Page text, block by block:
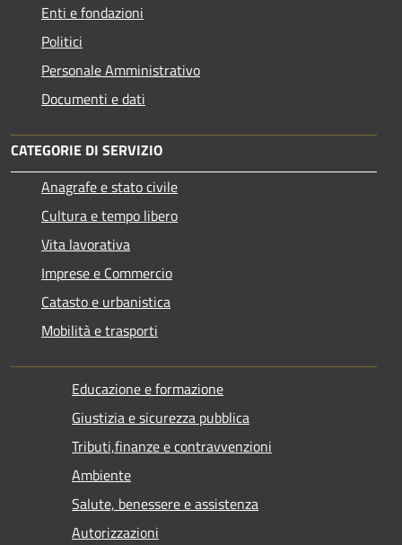
Enti e fondazioni
Politici
Personale Amministrativo
Documenti e dati
CATEGORIE DI SERVIZIO
Anagrafe e stato civile
Cultura e tempo libero
Vita lavorativa
Imprese e Commercio
Catasto e urbanistica
Mobilità e trasporti
Educazione e formazione
Giustizia e sicurezza pubblica
Tributi,finanze e contravvenzioni
Ambiente
Salute, benessere e assistenza
Autorizzazioni